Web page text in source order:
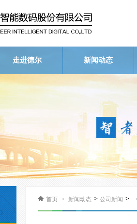
走进德尔
公司简介
荣誉资质
企业文化
新闻动态
公司新闻
行业新闻
视频中心
首页 > 新闻动态 > 公司新闻 >